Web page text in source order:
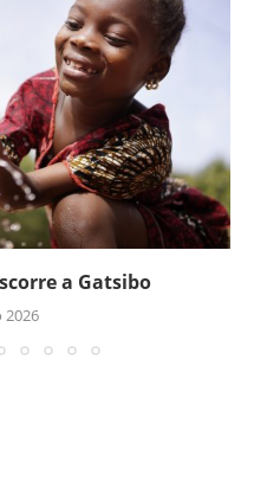
coinvolge gli